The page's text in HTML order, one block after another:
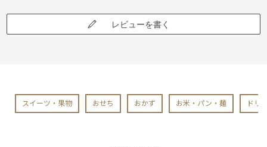
レビューを書く
スイーツ・果物 おせち おかず お米・パン・麺 ドリ